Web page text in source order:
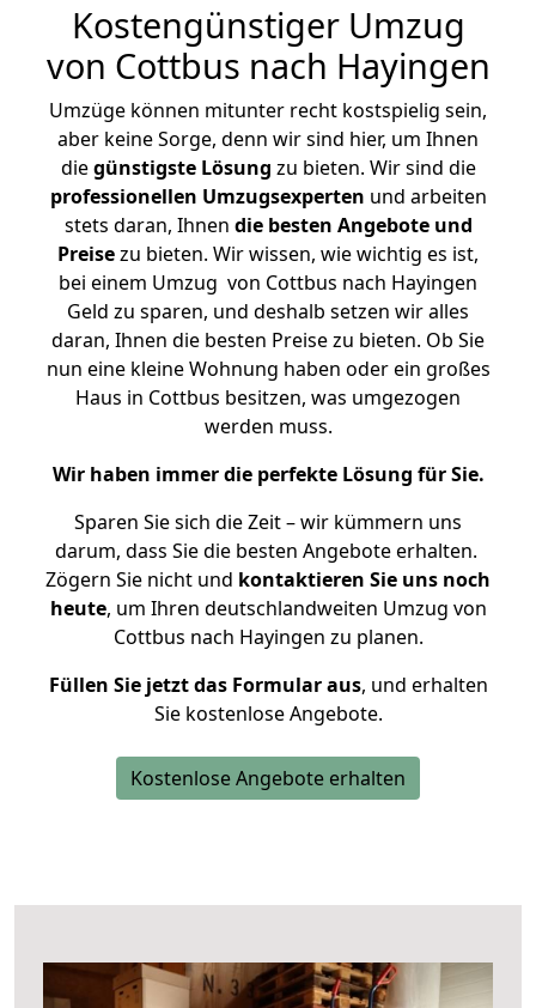
Kostengünstiger Umzug
von Cottbus nach Hayingen
Umzüge können mitunter recht kostspielig sein,
aber keine Sorge, denn wir sind hier, um Ihnen
diegünstigste Lösung zu bieten. Wir sind die
professionellen Umzugsexperten und arbeiten
stets daran, Ihnen die besten Angebote und
Preisezu bieten. Wir wissen, wie wichtig es ist,
bei einem Umzug von Cottbus nach Hayingen
Geld zu sparen, und deshalb setzen wir alles
daran, Ihnen die besten Preise zu bieten. Ob Sie
nun eine kleine Wohnung haben oder ein großes
Haus in Cottbus besitzen, was umgezogen
werden muss.
Wir haben immer die perfekte Lösung für Sie.
Sparen Sie sich die Zeit – wir kümmern uns
darum, dass Sie die besten Angebote erhalten.
Zögern Sie nicht und kontaktieren Sie uns noch
heute, um Ihren deutschlandweiten Umzug von
Cottbus nach Hayingen zu planen.
Füllen Sie jetzt das Formular aus, und erhalten
Sie kostenlose Angebote.
Kostenlose Angebote erhalten